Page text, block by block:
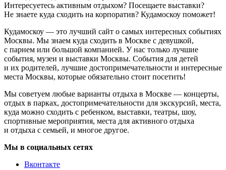
Интересуетесь активным отдыхом? Посещаете выставки?
Не знаете куда сходить на корпоратив? Кудамоскоу поможет!
Кудамоскоу — это лучший сайт о самых интересных событиях
Москвы. Мы знаем куда сходить в Москве с девушкой,
с парнем или большой компанией. У нас только лучшие
события, музеи и выставки Москвы. События для детей
и их родителей, лучшие достопримечательности и интересные
места Москвы, которые обязательно стоит посетить!
Мы советуем любые варианты отдыха в Москве — концерты,
отдых в парках, достопримечательности для экскурсий, места,
куда можно сходить с ребенком, выставки, театры, шоу,
спортивные мероприятия, места для активного отдыха
и отдыха с семьей, и многое другое.
Мы в социальных сетях
Вконтакте